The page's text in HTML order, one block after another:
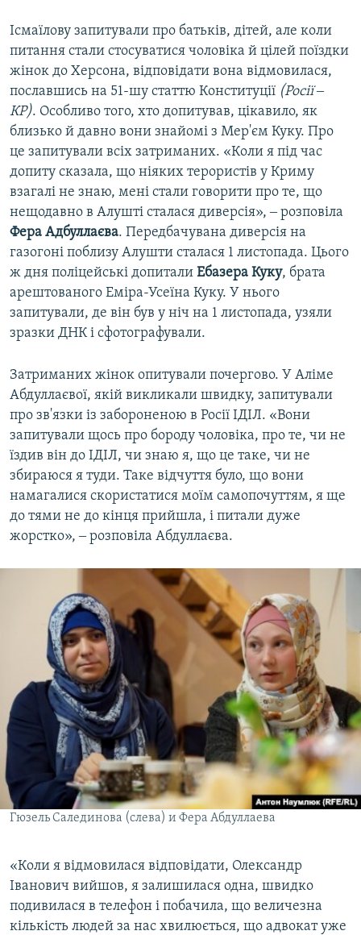
Ісмаїлову запитували про батьків, дітей, але коли
питання стали стосуватися чоловіка й цілей поїздки
жінок до Херсона, відповідати вона відмовилася,
пославшись на 51-шу статтю Конституції (Росії ‒
КР). Особливо того, хто допитував, цікавило, як
близько й давно вони знайомі з Мер'єм Куку. Про
це запитували всіх затриманих. «Коли я під час
допиту сказала, що ніяких терористів у Криму
взагалі не знаю, мені стали говорити про те, що
нещодавно в Алушті сталася диверсія», ‒ розповіла
Фера Адбуллаєва. Передбачувана диверсія на
газогоні поблизу Алушти сталася 1 листопада. Цього
ж дня поліцейські допитали Ебазера Куку, брата
арештованого Еміра-Усеїна Куку. У нього
запитували, де він був у ніч на 1 листопада, узяли
зразки ДНК і сфотографували.
Затриманих жінок опитували почергово. У Аліме
Абдуллаєвої, якій викликали швидку, запитували
про зв'язки із забороненою в Росії ІДІЛ. «Вони
запитували щось про бороду чоловіка, про те, чи не
їздив він до ІДІЛ, чи знаю я, що це таке, чи не
збираюся я туди. Таке відчуття було, що вони
намагалися скористатися моїм самопочуттям, я ще
до тями не до кінця прийшла, і питали дуже
жорстко», ‒ розповіла Абдуллаєва.
Гюзель Салединова (слева) и Фера Абдуллаева
«Коли я відмовилася відповідати, Олександр
Іванович вийшов, я залишилася одна, швидко
подивилася в телефон і побачила, що величезна
кількість людей за нас хвилюється, що адвокат уже